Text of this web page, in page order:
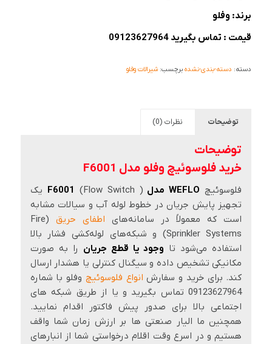
برند: وفلو
قیمت : تماس بگیرید 09123627964
دسته: دسته-بندی-نشده برچسب: شیرالات وفلو
توضیحات نظرات (0)
توضیحات
خرید فلوسوئیچ وفلو مدل F6001
فلوسوئیچ WEFLO مدل F6001
(Flow Switch ) یک
تجهیز پایش جریان در خطوط لوله آب و سیالات مشابه
است که معمولاً در سامانه‌های اطفای حریق
(Fire
Sprinkler Systems) و شبکه‌های لوله‌کشی فشار بالا
استفاده می‌شود تا وجود یا قطع جریان را به صورت
مکانیکی تشخیص داده و سیگنال کنترلی یا هشدار ارسال
کند. برای خرید و سفارش انواع فلوسوئیچ وفلو با شماره
09123627964 تماس بگیرید و یا از طریق شبکه های
اجتماعی بالا برای صدور پیش فاکتور اقدام نمایید.
همچنین ما الیار صنعتی ها بر ارزش زمان شما واقف
هستیم و در اسرع وقت اقلام درخواستی شما از انبارهای